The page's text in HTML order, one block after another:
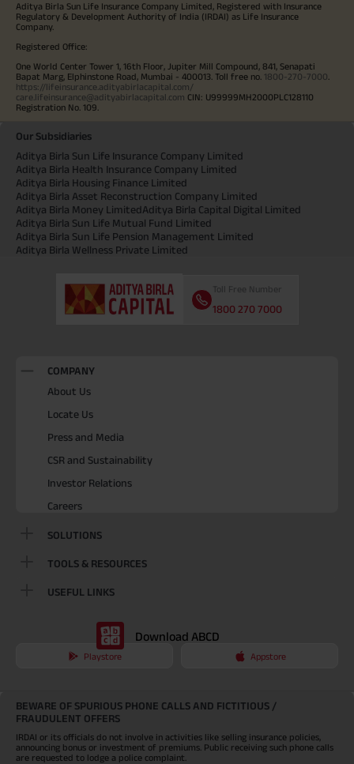
Aditya Birla Sun Life Insurance Company Limited, Registered with Insurance
Regulatory & Development Authority of India (IRDAI) as Life Insurance
Company.
Registered Office:
One World Center Tower 1, 16th Floor, Jupiter Mill Compound, 841, Senapati
Bapat Marg, Elphinstone Road, Mumbai - 400013. Toll free no. 1800-270-7000
https://lifeinsurance.adityabirlacapital.com/
care.lifeinsurance@adityabirlacapital.com CIN: U99999MH2000PLC128110
Registration No. 109.
Our Subsidiaries
Aditya Birla Sun Life Insurance Company Limited
Aditya Birla Health Insurance Company Limited
Aditya Birla Housing Finance Limited
Aditya Birla Asset Reconstruction Company Limited
Aditya Birla Money LimitedAditya Birla Capital Digital Limited
Aditya Birla Sun Life Mutual Fund Limited
Aditya Birla Sun Life Pension Management Limited
Aditya Birla Wellness Private Limited
Toll Free Number
1800 270 7000
COMPANY
About Us
Locate Us
Press and Media
CSR and Sustainability
Investor Relations
Careers
SOLUTIONS
TOOLS & RESOURCES
USEFUL LINKS
Download ABCD
Playstore Appstore
BEWARE OF SPURIOUS PHONE CALLS AND FICTITIOUS /
FRAUDULENT OFFERS
IRDAI or its officials do not involve in activities like selling insurance policies,
announcing bonus or investment of premiums. Public receiving such phone calls
are requested to lodge a police complaint.